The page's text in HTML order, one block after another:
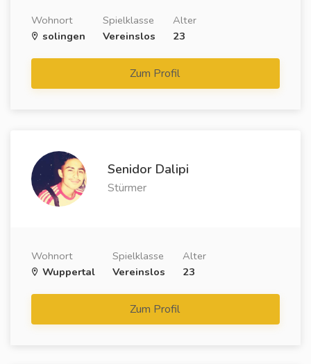
Wohnort
solingen
Spielklasse
Vereinslos
Alter
23
Zum Profil
Senidor Dalipi
Stürmer
Wohnort
Wuppertal
Spielklasse
Vereinslos
Alter
23
Zum Profil